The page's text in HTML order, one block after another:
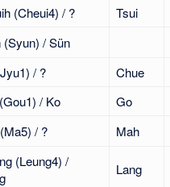
(Cheui4) / ?
Tsui
(Syun) / Sün
/ ? Chue
/ Ko
Go
/ ? Mah
(Leung4) /
Lang